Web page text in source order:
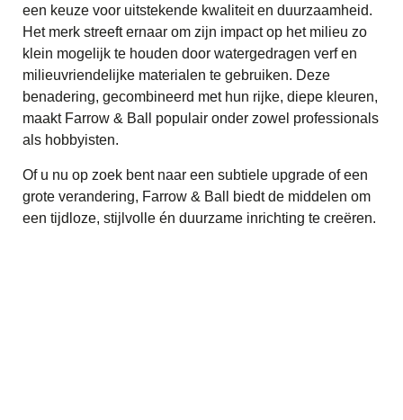
een keuze voor uitstekende kwaliteit en duurzaamheid.
Het merk streeft ernaar om zijn impact op het milieu zo
klein mogelijk te houden door watergedragen verf en
milieuvriendelijke materialen te gebruiken. Deze
benadering, gecombineerd met hun rijke, diepe kleuren,
maakt Farrow & Ball populair onder zowel professionals
als hobbyisten.
Of u nu op zoek bent naar een subtiele upgrade of een
grote verandering, Farrow & Ball biedt de middelen om
een tijdloze, stijlvolle én duurzame inrichting te creëren.